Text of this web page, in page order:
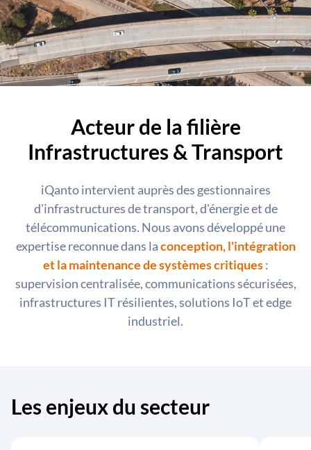
Acteur de la filière
Infrastructures & Transport
iQanto intervient auprès des gestionnaires
d'infrastructures de transport, d'énergie et de
télécommunications. Nous avons développé une
expertise reconnue dans laconception, l'intégration
et la maintenance de systèmes critiques:
supervision centralisée, communications sécurisées,
infrastructures IT résilientes, solutions IoT et edge
industriel.
Les enjeux du secteur